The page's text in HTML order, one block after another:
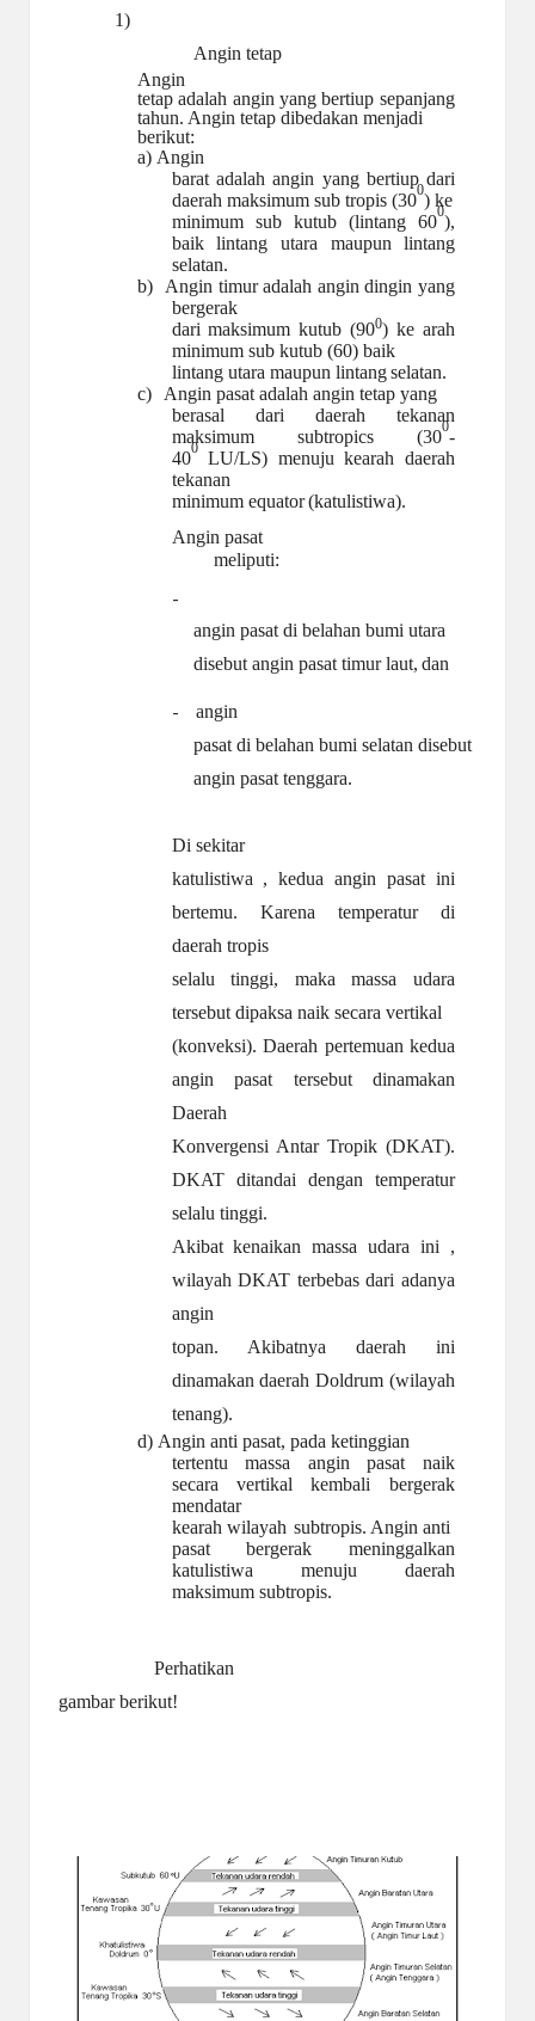
1)
Angin tetap
Angin
tetap adalah angin yang bertiup sepanjang
tahun. Angin tetap dibedakan menjadi
berikut:
a) Angin
barat adalah angin yang bertiup dari
daerah maksimum sub tropis (300) ke
minimum sub kutub (lintang 600),
baik lintang utara maupun lintang
selatan.
b)
Angin timur adalah angin dingin yang
bergerak
dari maksimum kutub (900) ke arah
minimum sub kutub (60) baik
lintang utara maupun lintang selatan.
c)
Angin pasat adalah angin tetap yang
berasal dari daerah tekanan
maksimum subtropics (300-
400
LU/LS) menuju kearah daerah
tekanan
minimum equator (katulistiwa).
Angin pasat
meliputi:
–
angin pasat di belahan bumi utara
disebut angin pasat timur laut, dan
–
angin
pasat di belahan bumi selatan disebut
angin pasat tenggara.
Di sekitar
katulistiwa , kedua angin pasat ini
bertemu. Karena temperatur di
daerah tropis
selalu tinggi, maka massa udara
tersebut dipaksa naik secara vertikal
(konveksi). Daerah pertemuan kedua
angin pasat tersebut dinamakan
Daerah
Konvergensi Antar Tropik (DKAT).
DKAT ditandai dengan temperatur
selalu tinggi.
Akibat kenaikan massa udara ini ,
wilayah DKAT terbebas dari adanya
angin
topan. Akibatnya daerah ini
dinamakan daerah Doldrum (wilayah
tenang).
d) Angin anti pasat, pada ketinggian
tertentu massa angin pasat naik
secara vertikal kembali bergerak
mendatar
kearah wilayah subtropis. Angin anti
pasat bergerak meninggalkan
katulistiwa menuju daerah
maksimum subtropis.
Perhatikan
gambar berikut!